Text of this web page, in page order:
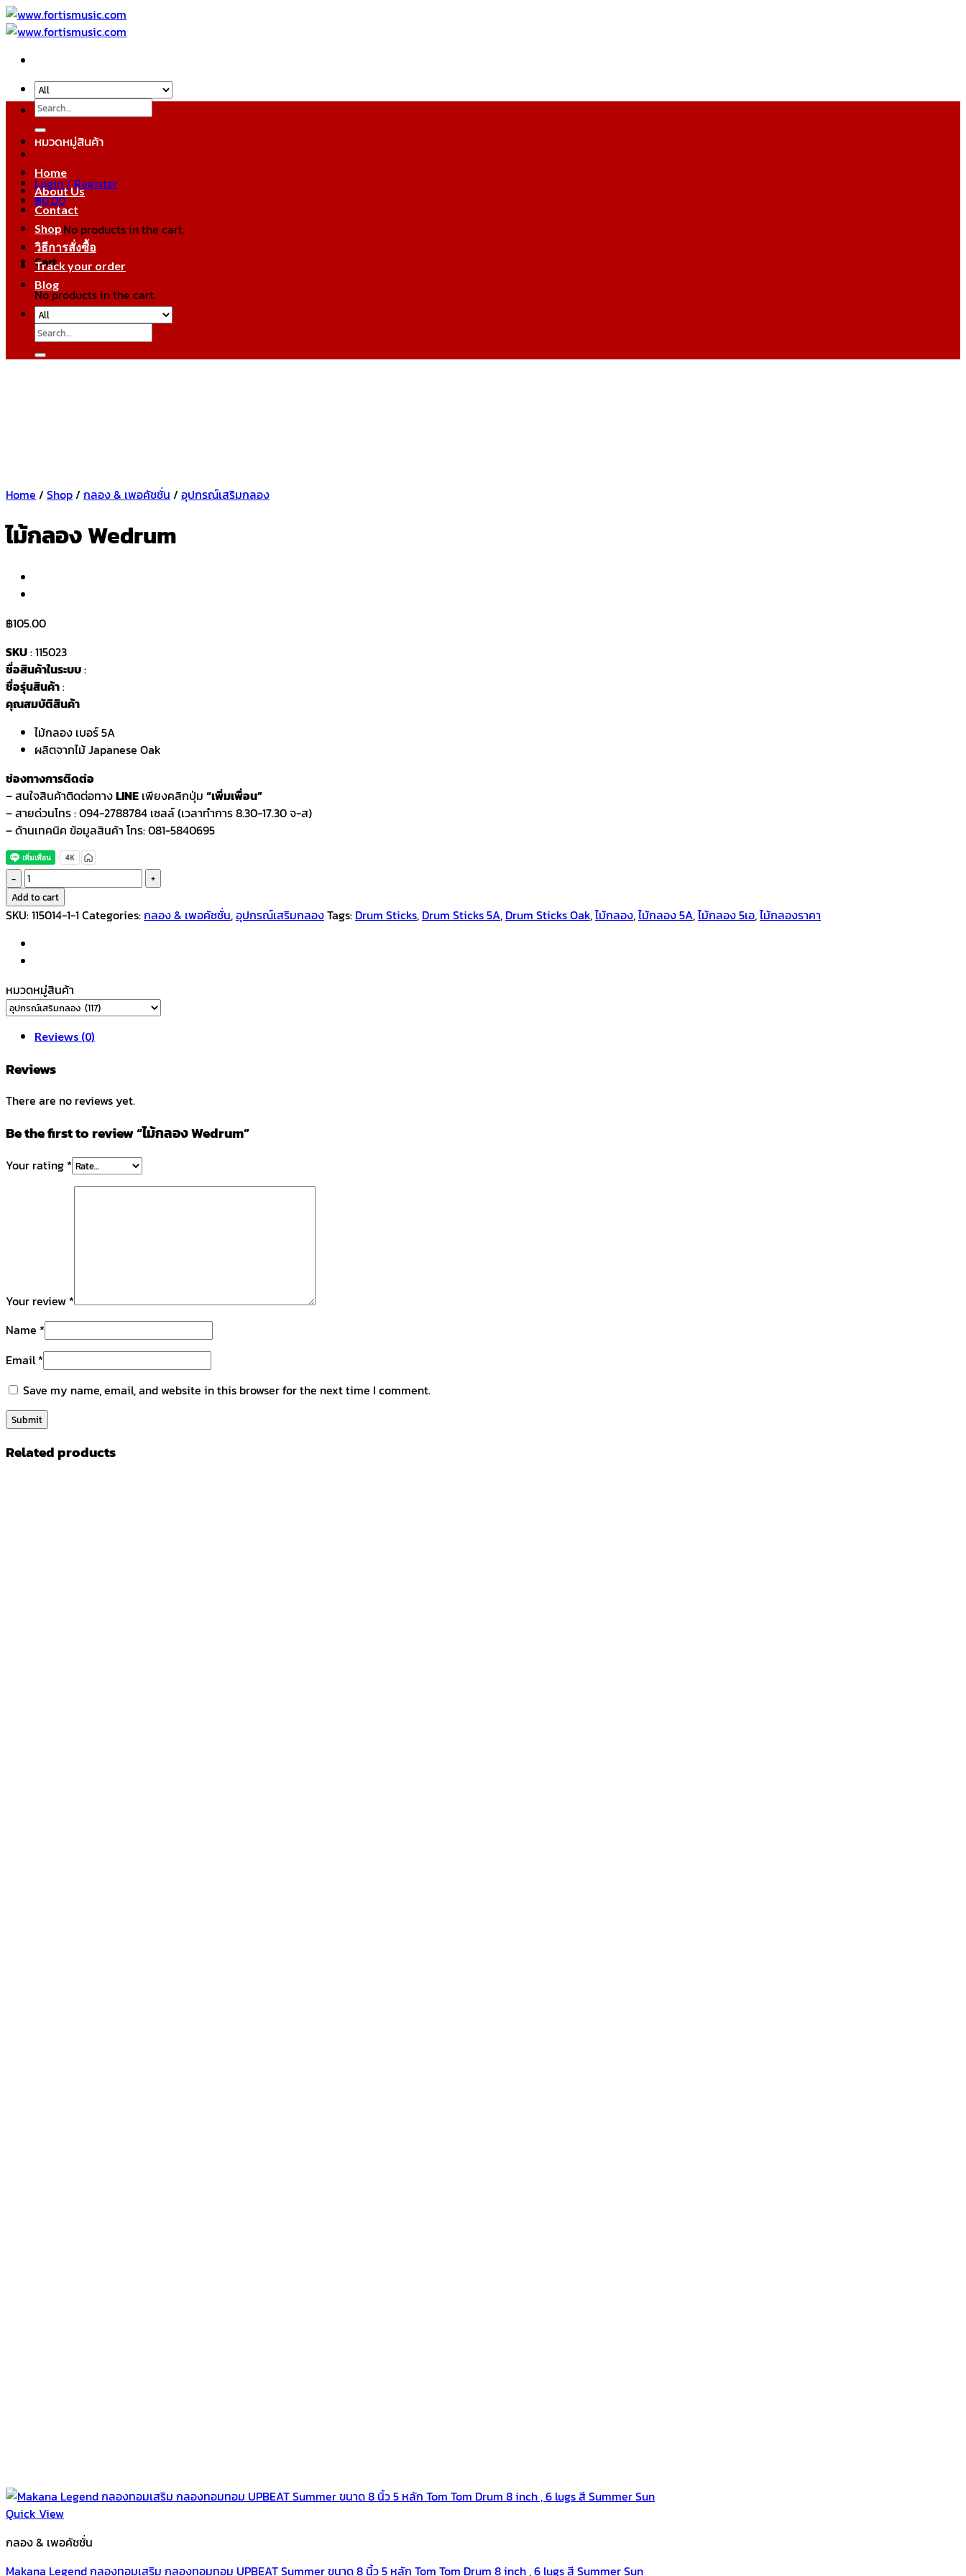
Skip
to
Search
for:
Login / Register
฿0.00
No products in the cart.
Cart
No products in the cart.
หมวดหมู่สินค้า
Home
About Us
Contact
Shop
วิธีการสั่งซื้อ
Track your order
Blog
Search
for:
Home / Shop/ กลอง & เพอคัชชั่น / อุปกรณ์เสริมกลอง
ไม้กลอง Wedrum
฿105.00
SKU: 115023
ชื่อสินค้าในระบบ:
ชื่อรุ่นสินค้า:
คุณสมบัติสินค้า
ไม้กลอง เบอร์ 5A
ผลิตจากไม้ Japanese Oak
ช่องทางการติดต่อ
– สนใจสินค้าติดต่อทางLINE เพียงคลิกปุ่ม “เพิ่มเพื่อน”
– สายด่วนโทร : 094-2788784 เซลล์ (เวลาทำการ 8.30-17.30 จ-ส)
– ด้านเทคนิค ข้อมูลสินค้า โทร: 081-5840695
ไม้
กลอง
Wedrum
Add to cart
SKU:115014-1-1 Categories:กลอง & เพอคัชชั่น,อุปกรณ์เสริมกลองTags: Drum Sticks, Drum Sticks 5A, Drum Sticks Oak,ไม้กลอง,ไม้กลอง 5A,ไม้กลอง 5เอ,ไม้กลองราคา
หมวดหมู่สินค้า
Reviews (0)
Reviews
There are no reviews yet.
Be the first to review “ไม้กลอง Wedrum”
Your rating *
Your review *
Name *
Email*
Save my name, email, and website in this browser for the next time I comment.
Related products
Quick View
กลอง & เพอคัชชั่น
Makana Legend กลองทอมเสริม กลองทอมทอม UPBEAT Summer ขนาด 8 นิ้ว 5 หลัก Tom Tom Drum 8 inch , 6 lugs สี Summer Sun